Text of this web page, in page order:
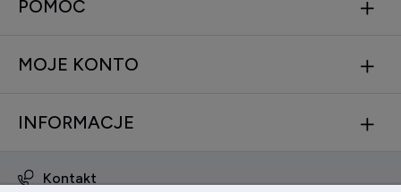
POMOC
MOJE KONTO
INFORMACJE
Kontakt